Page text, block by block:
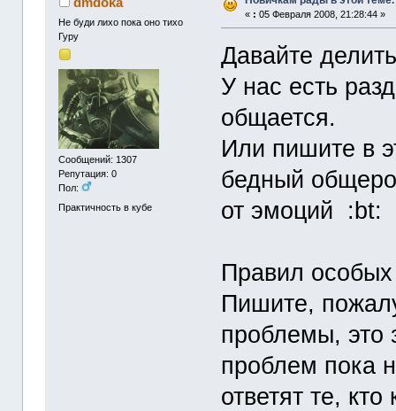
Не буди лихо пока оно тихо
Гуру
Сообщений: 1307
Репутация: 0
Пол:
Практичность в кубе
« : 05 Февраля 2008, 21:28:44 »
Давайте
У нас есть
общается.
Или пишите в
бедный
от эмоций :bt:
Правил
Пишите,
проблемы, это
проблем пока
ответят те,